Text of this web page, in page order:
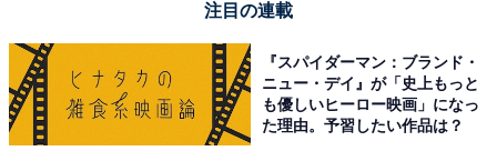
1位は「山田裕貴」さんでした。2011年、戦隊ヒーロー
系特撮ドラマ『海賊戦隊ゴーカイジャー』（テレビ朝日
系）にてゴーカイブルー役でデビュー。2021年に公開が
開始された大人気漫画の実写化作品・映画『東京リベン
ジャーズ』シリーズではメインキャストを務めました。
注目の連載
『スパイダーマン：ブランド・
ニュー・デイ』が「史上もっと
も優しいヒーロー映画」になっ
た理由。予習したい作品は？